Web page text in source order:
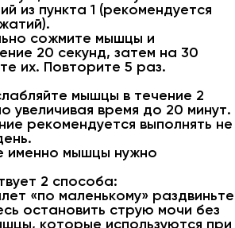
из пункта 1 (рекомендуется
сожмите мышцы и
20 секунд, затем на 30
их. Повторите 5 раз.
мышцы в течение 2
увеличивая время до 20 минут.
рекомендуется выполнять не
именно мышцы нужно
2 способа:
«по маленькому» раздвиньте
остановить струю мочи без
которые используются при